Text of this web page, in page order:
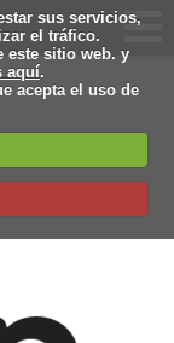
sus servicios,
el tráfico.
este sitio web. y
aquí.
acepta el uso de